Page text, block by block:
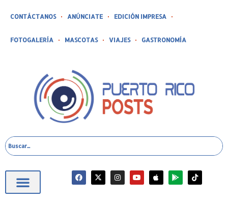
CONTÁCTANOS ANÚNCIATE EDICIÓN IMPRESA
FOTOGALERÍA MASCOTAS VIAJES GASTRONOMÍA